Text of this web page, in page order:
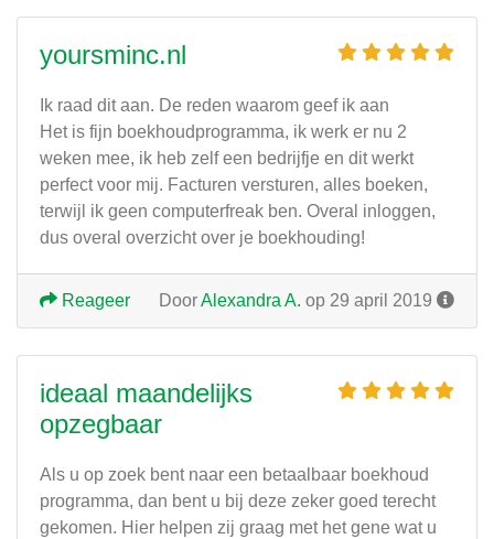
yoursminc.nl
Ik raad dit aan. De reden waarom geef ik aan
Het is fijn boekhoudprogramma, ik werk er nu 2
weken mee, ik heb zelf een bedrijfje en dit werkt
perfect voor mij. Facturen versturen, alles boeken,
terwijl ik geen computerfreak ben. Overal inloggen,
dus overal overzicht over je boekhouding!
DoorAlexandra A. op 29 april 2019
Reageer
ideaal maandelijks
opzegbaar
Als u op zoek bent naar een betaalbaar boekhoud
programma, dan bent u bij deze zeker goed terecht
gekomen. Hier helpen zij graag met het gene wat u